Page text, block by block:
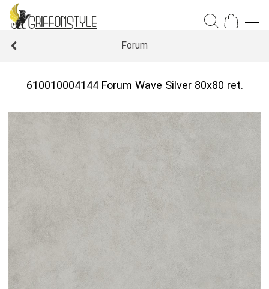
Forum
610010004144 Forum Wave Silver 80x80 ret.